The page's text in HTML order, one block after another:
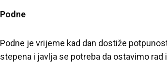
Podne
Podne je vrijeme kad dan dostiže
stepena i javlja se potreba da ostavimo